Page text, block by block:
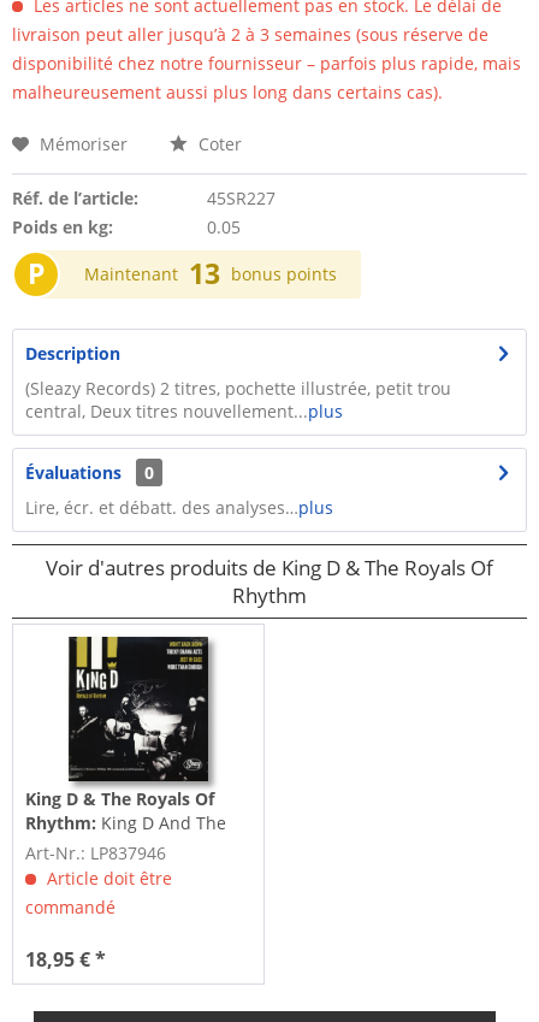
Les articles ne sont actuellement pas en stock. Le délai de
livraison peut aller jusqu’à 2 à 3 semaines (sous réserve de
disponibilité chez notre fournisseur – parfois plus rapide, mais
malheureusement aussi plus long dans certains cas).
Mémoriser Coter
Réf. de l’article:
45SR227
Poids en kg:
0.05
P Maintenant 13 bonus points
Description
(Sleazy Records) 2 titres, pochette illustrée, petit trou
central, Deux titres nouvellement...plus
Évaluations
0
Lire, écr. et débatt. des analyses…plus
Voir d'autres produits de King D & The Royals Of
Rhythm
King D & The Royals Of
Rhythm: King D And The
Royals Of Rhythm - The
New...
Art-Nr.: LP837946
Article doit être
commandé
18,95 € *